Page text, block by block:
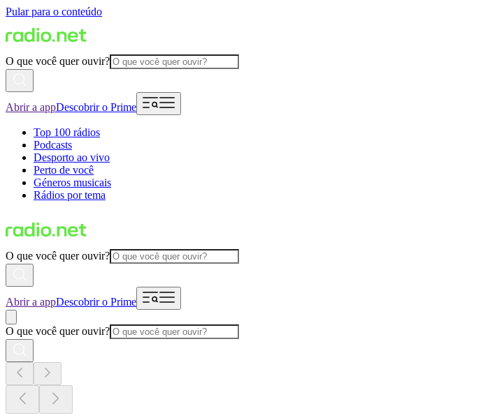
Pular para o conteúdo
O que você quer ouvir?
Abrir a appDescobrir o Prime
Top 100 rádios
Podcasts
Desporto ao vivo
Perto de você
Géneros musicais
Rádios por tema
O que você quer ouvir?
Abrir a appDescobrir o Prime
O que você quer ouvir?